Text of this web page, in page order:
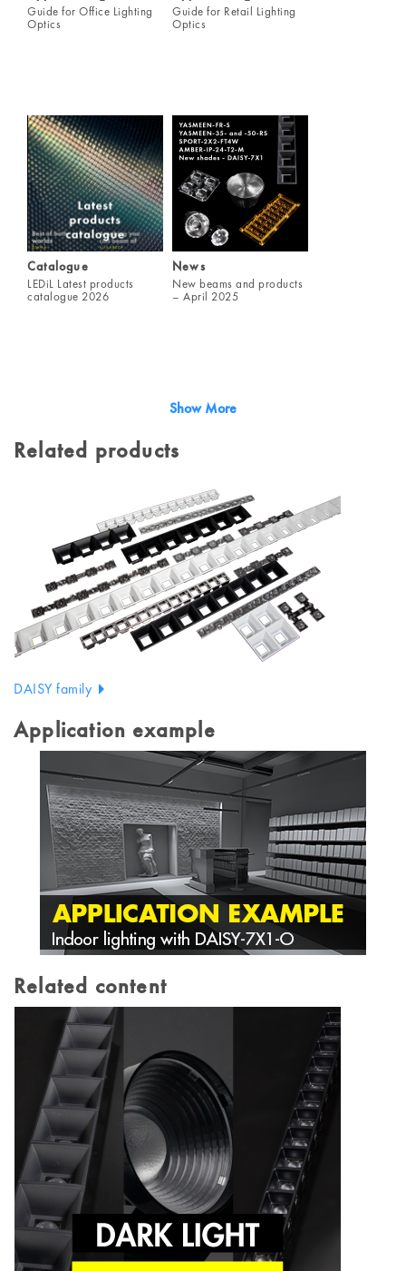
Guide for Office Lighting
Optics
Guide for Retail Lighting
Optics
Catalogue
LEDiL Latest products
catalogue 2026
News
New beams and products
– April 2025
Show More
Related products
DAISY family
Application example
Related content